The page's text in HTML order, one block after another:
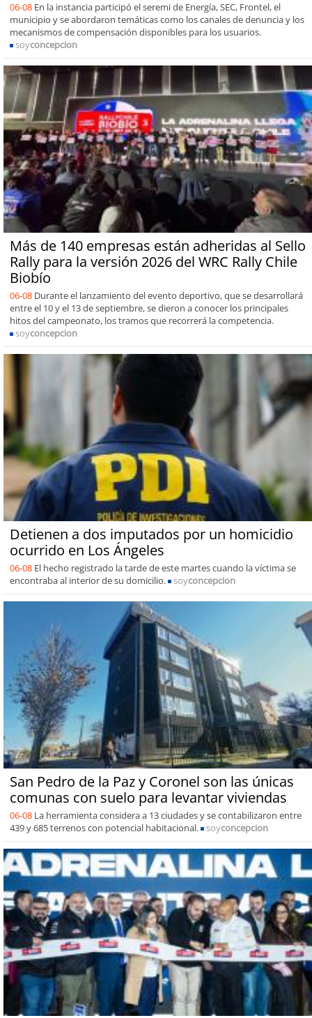
06-08 En la instancia participó el seremi de Energía, SEC, Frontel, el
municipio y se abordaron temáticas como los canales de denuncia y los
mecanismos de compensación disponibles para los usuarios.
soyconcepcion
Más de 140 empresas están adheridas al Sello
Rally para la versión 2026 del WRC Rally Chile
Biobío
06-08 Durante el lanzamiento del evento deportivo, que se desarrollará
entre el 10 y el 13 de septiembre, se dieron a conocer los principales
hitos del campeonato, los tramos que recorrerá la competencia.
soyconcepcion
Detienen a dos imputados por un homicidio
ocurrido en Los Ángeles
06-08 El hecho registrado la tarde de este martes cuando la víctima se
encontraba al interior de su domicilio.
soyconcepcion
San Pedro de la Paz y Coronel son las únicas
comunas con suelo para levantar viviendas
06-08 La herramienta considera a 13 ciudades y se contabilizaron entre
439 y 685 terrenos con potencial habitacional.
soyconcepcion